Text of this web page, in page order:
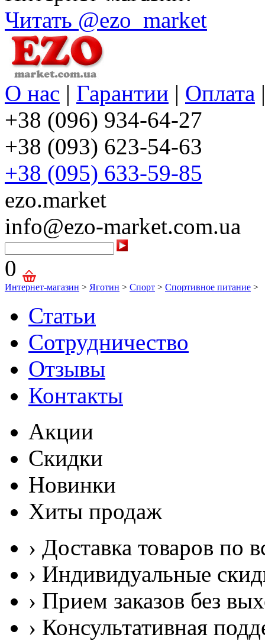
Читать @ezo_market
О нас | Гарантии | Оплата
+38 (096) 934-64-27
+38 (093) 623-54-63
+38 (095) 633-59-85
ezo.market
info@ezo-market.com.ua
0
Интернет-магазин > Яготин > Спорт > Спортивное питание >
Статьи
Сотрудничество
Отзывы
Контакты
Акции
Скидки
Новинки
Хиты продаж
› Доставка товаров по
› Индивидуальные
› Прием заказов без
› Консультативная